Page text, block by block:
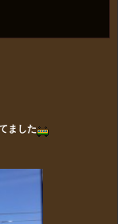
ました